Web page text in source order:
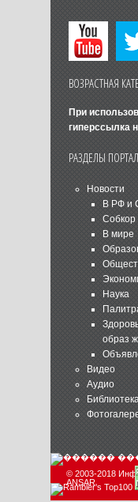
ВОЗРАСТНАЯ
При
гиперссылка
РАЗДЕЛЫ
Новости
В РФ и
Собкор
В мире
Наука
образ
Видео
Аудио
© 2003-2018
ANSAR